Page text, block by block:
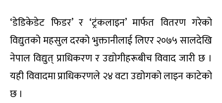
‘डेडिकेडेट फिडर’ र ‘ट्रंकलाइन’ मार्फत वितरण गरेको
विद्युतको महसुल दरको भुक्तानीलाई लिएर २०७५ सालदेखि
नेपाल विद्युत् प्राधिकरण र उद्योगीहरूबीच विवाद जारी छ ।
यही विवादमा प्राधिकरणले २४ वटा उद्योगको लाइन काटेको
छ ।